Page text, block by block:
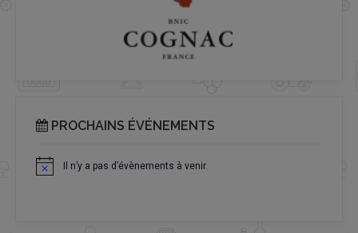
PROCHAINS ÉVÉNEMENTS
Notice Il n’y a pas d’évènements à venir.